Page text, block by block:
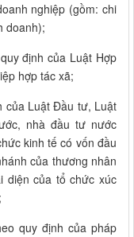
nghiệp (gồm: chi
doanh);
định của Luật Hợp
hợp tác xã;
của Luật Đầu tư, Luật
nhà đầu tư nước
kinh tế có vốn đầu
của thương nhân
diện của tổ chức xúc
quy định của pháp